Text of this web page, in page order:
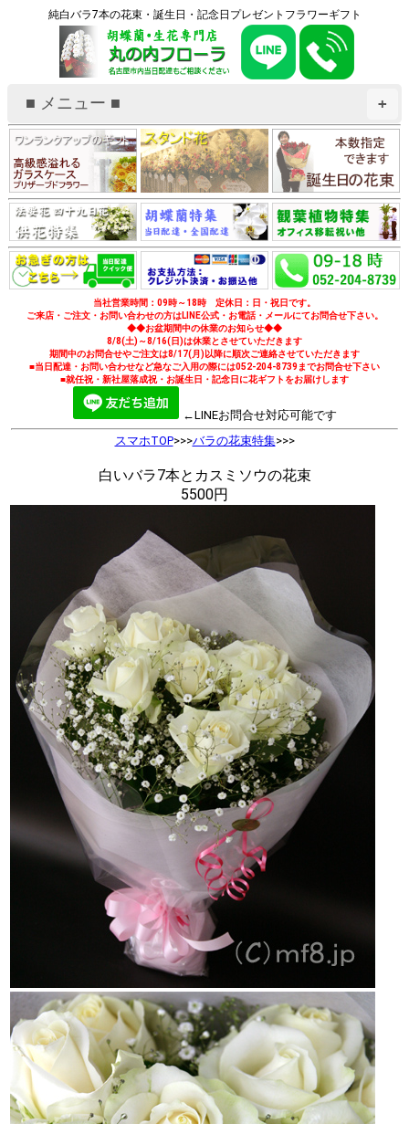
純白バラ7本の花束・誕生日・記念日プレゼントフラワーギフト
+
■ メニュー ■
当社営業時間：09時～18時 定休日：日・祝日です。
ご来店・ご注文・お問い合わせの方はLINE公式・お電話・メールにてお問合せ下さい。
◆◆お盆期間中の休業のお知らせ◆◆
8/8(土)～8/16(日)は休業とさせていただきます
期間中のお問合せやご注文は8/17(月)以降に順次ご連絡させていただきます
■当日配達・お問い合わせなど急なご入用の際には052-204-8739までお問合せ下さい
■就任祝・新社屋落成祝・お誕生日・記念日に花ギフトをお届けします
←LINEお問合せ対応可能です
スマホTOP>>>バラの花束特集>>>
白いバラ7本とカスミソウの花束
5500円